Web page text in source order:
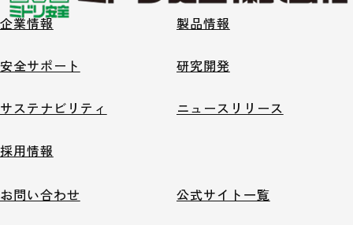
企業情報 製品情報
安全サポート 研究開発
サステナビリティ ニュースリリース
採用情報
お問い合わせ 公式サイト一覧